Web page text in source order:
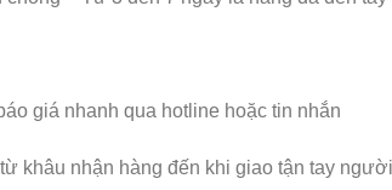
giá nhanh qua hotline hoặc tin nhắn
khâu nhận hàng đến khi giao tận tay